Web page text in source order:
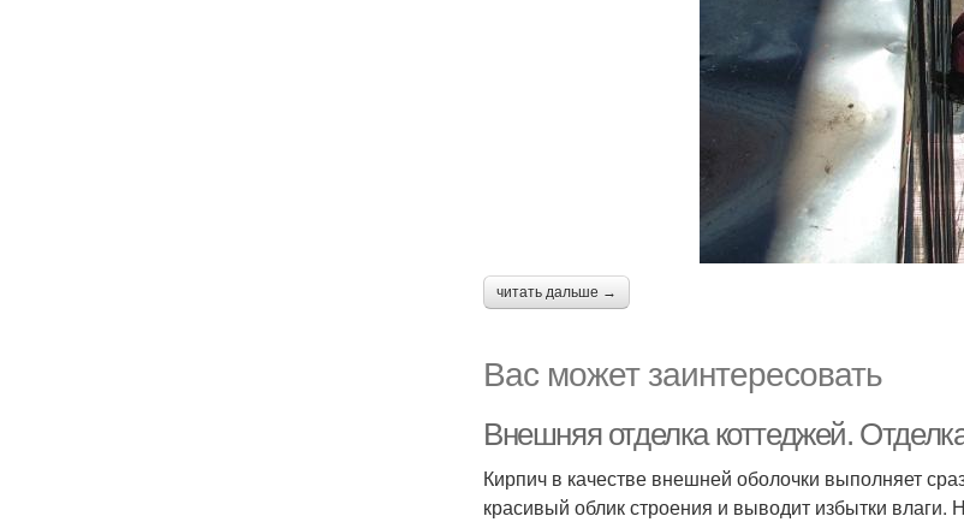
читать дальше →
Вас может заинтересовать
Внешняя отделка коттеджей.
Кирпич в качестве внешней оболочки выполняет
красивый облик строения и выводит избытки